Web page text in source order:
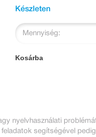
Készleten
Mennyiség:
Kosárba
nyelvhasználati
segítségével